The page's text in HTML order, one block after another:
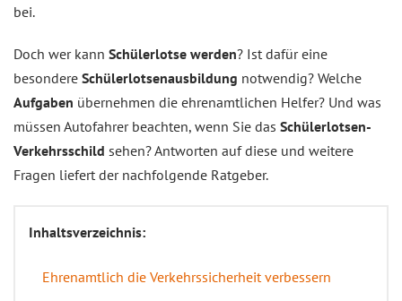
bei.
Doch wer kann Schülerlotse werden? Ist dafür eine
besondere Schülerlotsenausbildung notwendig? Welche
Aufgaben übernehmen die ehrenamtlichen Helfer? Und was
müssen Autofahrer beachten, wenn Sie das Schülerlotsen-
Verkehrsschild sehen? Antworten auf diese und weitere
Fragen liefert der nachfolgende Ratgeber.
Inhaltsverzeichnis:
Ehrenamtlich die Verkehrssicherheit verbessern